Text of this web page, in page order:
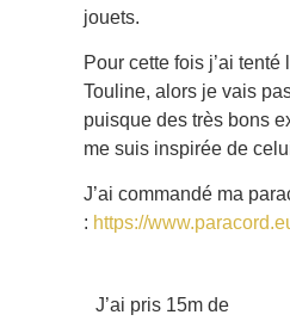
jouets.
Pour cette fois j’ai tenté
Touline, alors je vais
puisque des très bons
me suis inspirée de
J’ai commandé ma
: https://
J’ai pris 15m de